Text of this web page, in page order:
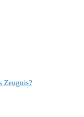
Zeugnis?